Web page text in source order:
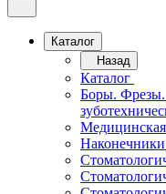
Каталог
Назад
Каталог
Боры. Фрезы.